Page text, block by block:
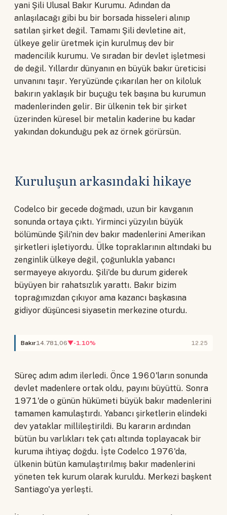
yani Şili Ulusal Bakır Kurumu. Adından da
anlaşılacağı gibi bu bir borsada hisseleri alınıp
satılan şirket değil. Tamamı Şili devletine ait,
ülkeye gelir üretmek için kurulmuş dev bir
madencilik kurumu. Ve sıradan bir devlet işletmesi
de değil. Yıllardır dünyanın en büyük bakır üreticisi
unvanını taşır. Yeryüzünde çıkarılan her on kiloluk
bakırın yaklaşık bir buçuğu tek başına bu kurumun
madenlerinden gelir. Bir ülkenin tek bir şirket
üzerinden küresel bir metalin kaderine bu kadar
yakından dokunduğu pek az örnek görürsün.
Kuruluşun arkasındaki hikaye
Codelco bir gecede doğmadı, uzun bir kavganın
sonunda ortaya çıktı. Yirminci yüzyılın büyük
bölümünde Şili'nin dev bakır madenlerini Amerikan
şirketleri işletiyordu. Ülke topraklarının altındaki bu
zenginlik ülkeye değil, çoğunlukla yabancı
sermayeye akıyordu. Şili'de bu durum giderek
büyüyen bir rahatsızlık yarattı. Bakır bizim
toprağımızdan çıkıyor ama kazancı başkasına
gidiyor düşüncesi siyasetin merkezine oturdu.
Bakır14.781,06▼-1.10% 12.25
Süreç adım adım ilerledi. Önce 1960'ların sonunda
devlet madenlere ortak oldu, payını büyüttü. Sonra
1971'de o günün hükümeti büyük bakır madenlerini
tamamen kamulaştırdı. Yabancı şirketlerin elindeki
dev yataklar millileştirildi. Bu kararın ardından
bütün bu varlıkları tek çatı altında toplayacak bir
kuruma ihtiyaç doğdu. İşte Codelco 1976'da,
ülkenin bütün kamulaştırılmış bakır madenlerini
yöneten tek kurum olarak kuruldu. Merkezi başkent
Santiago'ya yerleşti.